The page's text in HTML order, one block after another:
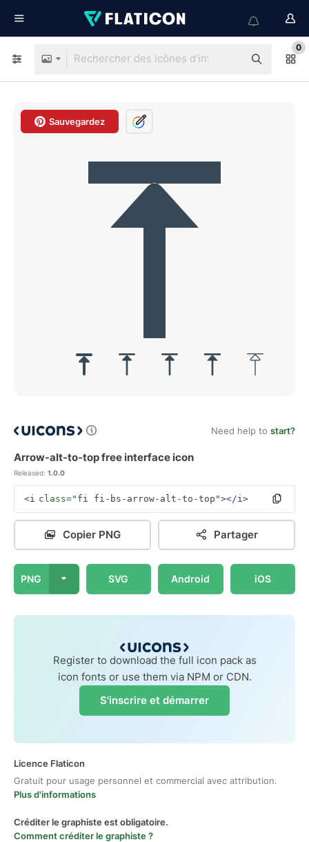
0
Sauvegardez
Need help to start?
Arrow-alt-to-top free interface icon
Released: 1.0.0
<i class="fi fi-bs-arrow-alt-to-top"></i>
Copier PNG Partager
PNG SVG Android iOS
Register to download the full icon pack as
icon fonts or use them via NPM or CDN.
S'inscrire et démarrer
Licence Flaticon
Gratuit pour usage personnel et commercial avec attribution.
Plus d'informations
Créditer le graphiste est obligatoire.
Comment créditer le graphiste ?